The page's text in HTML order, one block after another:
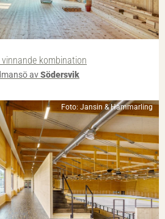
kombination
avSödersvik
Foto: Jansin & Hammarling